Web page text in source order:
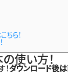
ちら！
使い方！
ダウンロード後